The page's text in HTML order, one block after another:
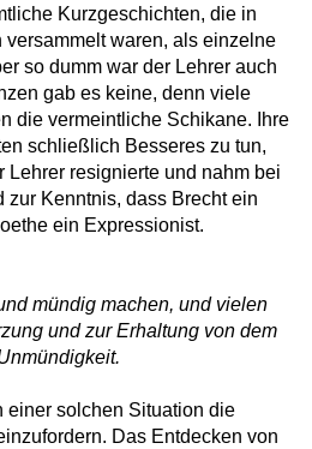
Kurzgeschichten, die in
waren, als einzelne
so dumm war der Lehrer auch
gab es keine, denn viele
die vermeintliche Schikane. Ihre
schließlich Besseres zu tun,
Lehrer resignierte und nahm bei
zur Kenntnis, dass Brecht ein
ein Expressionist.
mündig machen, und vielen
und zur Erhaltung von dem
einer solchen Situation die
Das Entdecken von